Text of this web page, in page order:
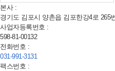
본사 :
경기도 김포시 양촌읍 김포한강4로 265
사업자등록번호 :
598-81-00132
전화번호 :
031-991-3131
팩스번호 :